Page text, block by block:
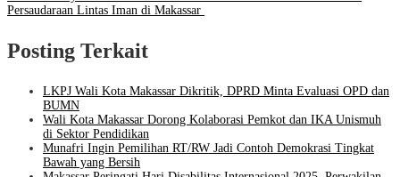
Persaudaraan Lintas Iman di Makassar
Posting Terkait
LKPJ Wali Kota Makassar Dikritik, DPRD Minta Evaluasi OPD dan
BUMN
Wali Kota Makassar Dorong Kolaborasi Pemkot dan IKA Unismuh
di Sektor Pendidikan
Munafri Ingin Pemilihan RT/RW Jadi Contoh Demokrasi Tingkat
Bawah yang Bersih